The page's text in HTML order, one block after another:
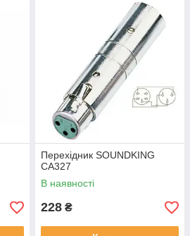
Перехідник SOUNDKING
CA327
В наявності
228 ₴